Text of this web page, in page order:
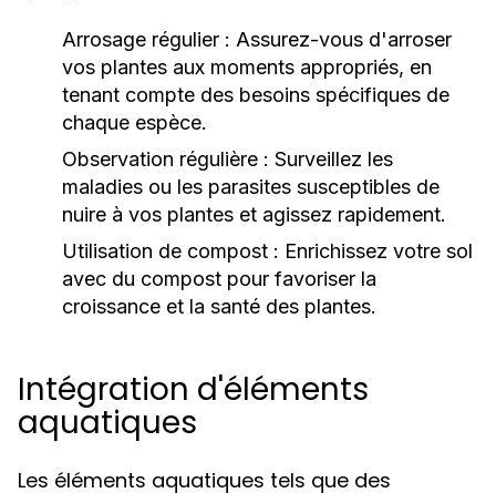
Arrosage régulier : Assurez-vous d'arroser
vos plantes aux moments appropriés, en
tenant compte des besoins spécifiques de
chaque espèce.
Observation régulière : Surveillez les
maladies ou les parasites susceptibles de
nuire à vos plantes et agissez rapidement.
Utilisation de compost : Enrichissez votre sol
avec du compost pour favoriser la
croissance et la santé des plantes.
Intégration d'éléments
aquatiques
Les éléments aquatiques tels que des